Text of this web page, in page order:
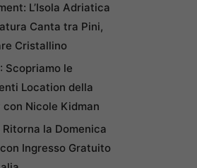
L’Isola Adriatica
Canta tra Pini,
Cristallino
Scopriamo le
Location della
con Nicole Kidman
la Domenica
Ingresso Gratuito